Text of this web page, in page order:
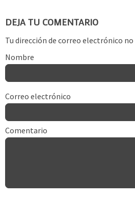
DEJA TU COMENTARIO
Tu dirección de correo electrónico no
Nombre
Correo electrónico
Comentario